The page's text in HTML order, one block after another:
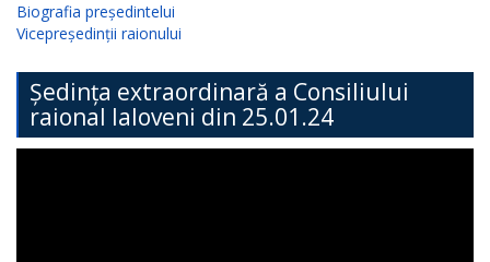
Biografia președintelui
Vicepreședinții raionului
Ședința extraordinară a Consiliului
raional Ialoveni din 25.01.24